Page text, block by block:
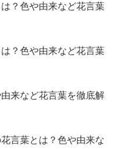
？色や由来など花言葉
？色や由来など花言葉
来など花言葉を徹底解
言葉とは？色や由来な